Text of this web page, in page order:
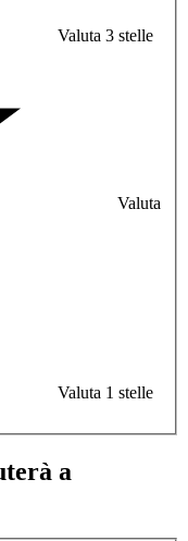
Valuta 3 stelle
Valuta
Valuta 1 stelle
a